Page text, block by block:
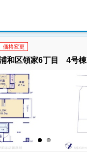
価格変更
和区領家6丁目 4号棟